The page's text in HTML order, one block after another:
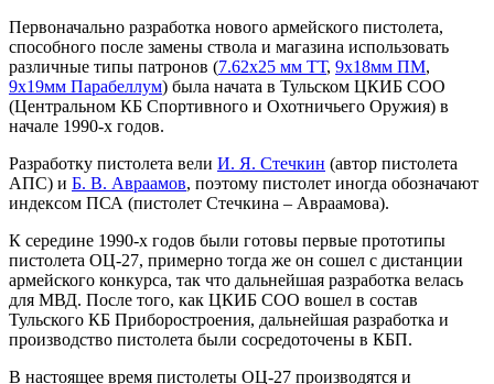
Первоначально разработка нового армейского пистолета,
способного после замены ствола и магазина использовать
различные типы патронов (7.62х25 мм ТТ, 9х18мм ПМ,
9х19мм Парабеллум) была начата в Тульском ЦКИБ СОО
(Центральном КБ Спортивного и Охотничьего Оружия) в
начале 1990-х годов.
Разработку пистолета вели И. Я. Стечкин (автор пистолета
АПС) и Б. В. Авраамов, поэтому пистолет иногда обозначают
индексом ПСА (пистолет Стечкина – Авраамова).
К середине 1990-х годов были готовы первые прототипы
пистолета ОЦ-27, примерно тогда же он сошел с дистанции
армейского конкурса, так что дальнейшая разработка велась
для МВД. После того, как ЦКИБ СОО вошел в состав
Тульского КБ Приборостроения, дальнейшая разработка и
производство пистолета были сосредоточены в КБП.
В настоящее время пистолеты ОЦ-27 производятся и